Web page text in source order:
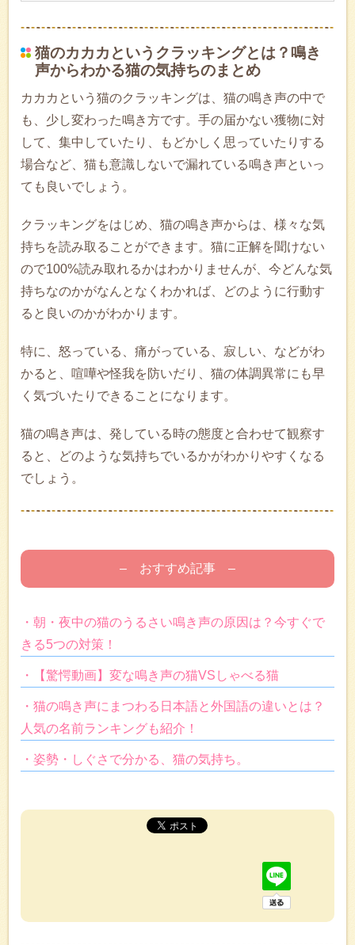
猫のカカカというクラッキングとは？鳴き
声からわかる猫の気持ちのまとめ
カカカという猫のクラッキングは、猫の鳴き声の中で
も、少し変わった鳴き方です。手の届かない獲物に対
して、集中していたり、もどかしく思っていたりする
場合など、猫も意識しないで漏れている鳴き声といっ
ても良いでしょう。
クラッキングをはじめ、猫の鳴き声からは、様々な気
持ちを読み取ることができます。猫に正解を聞けない
ので100%読み取れるかはわかりませんが、今どんな気
持ちなのかがなんとなくわかれば、どのように行動す
ると良いのかがわかります。
特に、怒っている、痛がっている、寂しい、などがわ
かると、喧嘩や怪我を防いだり、猫の体調異常にも早
く気づいたりできることになります。
猫の鳴き声は、発している時の態度と合わせて観察す
ると、どのような気持ちでいるかがわかりやすくなる
でしょう。
– おすすめ記事 –
・朝・夜中の猫のうるさい鳴き声の原因は？今すぐで
きる5つの対策！
・【驚愕動画】変な鳴き声の猫VSしゃべる猫
・猫の鳴き声にまつわる日本語と外国語の違いとは？
人気の名前ランキングも紹介！
・姿勢・しぐさで分かる、猫の気持ち。